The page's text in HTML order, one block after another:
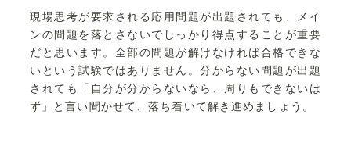
現場思考が要求される応用問題が出題されても、メイ
ンの問題を落とさないでしっかり得点することが重要
だと思います。全部の問題が解けなければ合格できな
いという試験ではありません。分からない問題が出題
されても「自分が分からないなら、周りもできないは
ず」と言い聞かせて、落ち着いて解き進めましょう。